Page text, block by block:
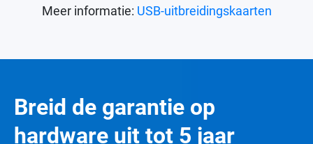
Meer informatie: USB-uitbreidingskaarten
Breid de garantie op
hardware uit tot 5 jaar